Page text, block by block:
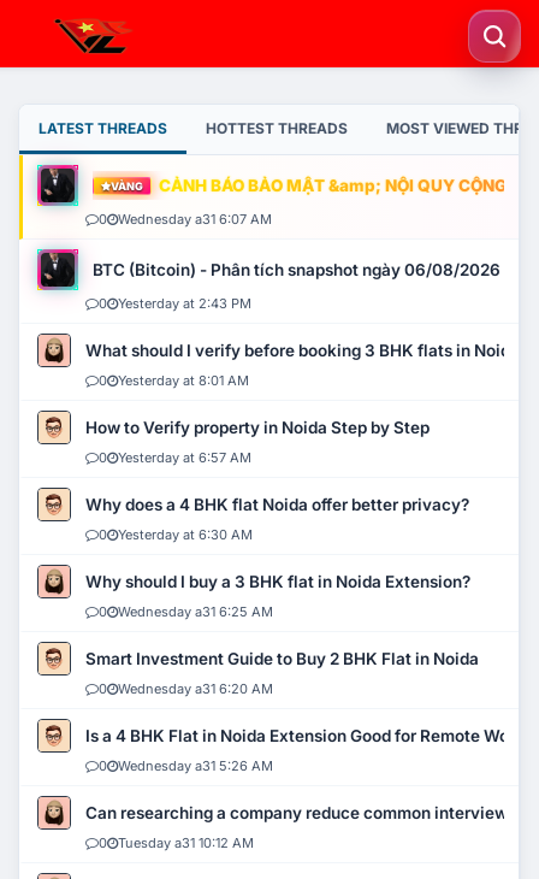
LATEST THREADS HOTTEST THREADS MOST VIEWED
VÀNG CẢNH BÁO BẢO MẬT &amp; NỘI QUY CỘNG
0 Wednesday a31 6:07 AM
BTC (Bitcoin) - Phân tích snapshot ngày 06/08/2026
0 Yesterday at 2:43 PM
What should I verify before booking 3 BHK flats in Noida?
0 Yesterday at 8:01 AM
How to Verify property in Noida Step by Step
0 Yesterday at 6:57 AM
Why does a 4 BHK flat Noida offer better privacy?
0 Yesterday at 6:30 AM
Why should I buy a 3 BHK flat in Noida Extension?
0 Wednesday a31 6:25 AM
Smart Investment Guide to Buy 2 BHK Flat in Noida
0 Wednesday a31 6:20 AM
Is a 4 BHK Flat in Noida Extension Good for Remote Work?
0 Wednesday a31 5:26 AM
Can researching a company reduce common interview
0 Tuesday a31 10:12 AM